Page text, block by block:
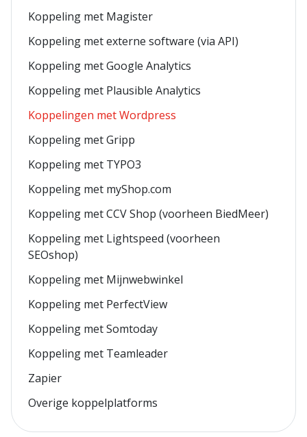
Koppeling met Magister
Koppeling met externe software (via API)
Koppeling met Google Analytics
Koppeling met Plausible Analytics
Koppelingen met Wordpress
Koppeling met Gripp
Koppeling met TYPO3
Koppeling met myShop.com
Koppeling met CCV Shop (voorheen BiedMeer)
Koppeling met Lightspeed (voorheen
SEOshop)
Koppeling met Mijnwebwinkel
Koppeling met PerfectView
Koppeling met Somtoday
Koppeling met Teamleader
Zapier
Overige koppelplatforms